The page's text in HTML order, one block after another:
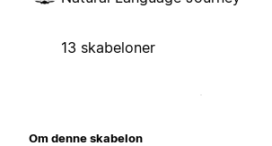
13 skabeloner
Om denne skabelon